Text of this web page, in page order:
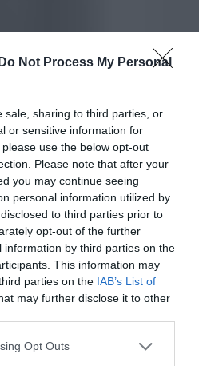
Do Not Process My Personal
sale, sharing to third parties, or
or sensitive information for
use the below opt-out
Please note that after your
you may continue seeing
personal information utilized by
to third parties prior to
opt-out of the further
by third parties on the
This information may
parties on the IAB’s List of
may further disclose it to other
Opt Outs